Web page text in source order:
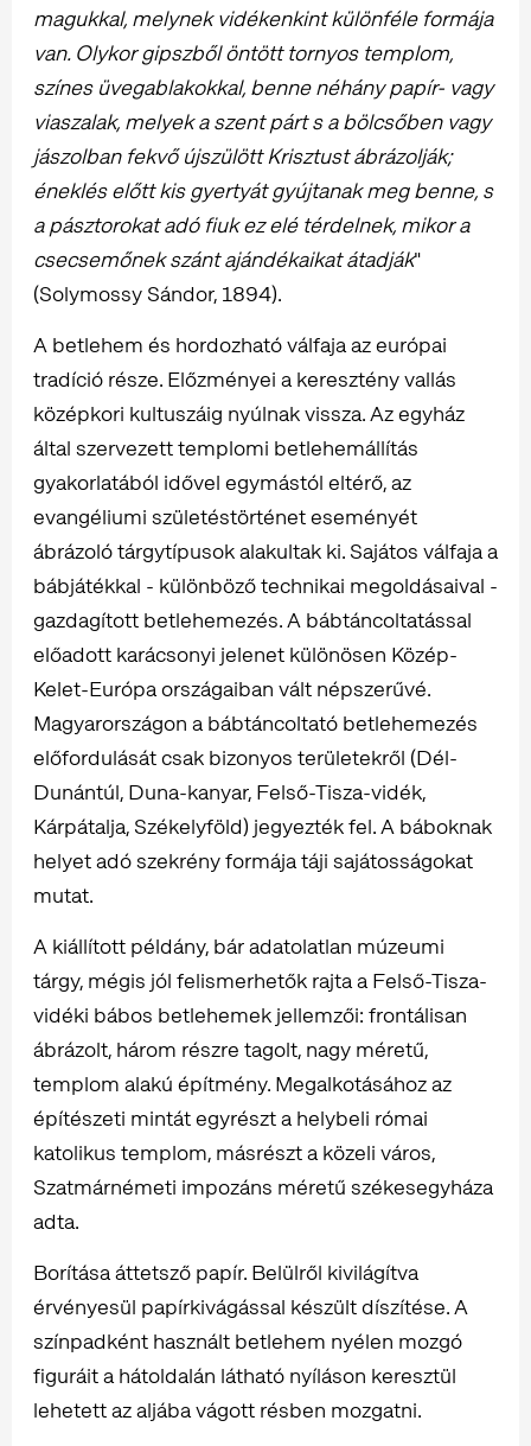
magukkal, melynek vidékenkint különféle formája
van. Olykor gipszből öntött tornyos templom,
színes üvegablakokkal, benne néhány papír- vagy
viaszalak, melyek a szent párt s a bölcsőben vagy
jászolban fekvő újszülött Krisztust ábrázolják;
éneklés előtt kis gyertyát gyújtanak meg benne, s
a pásztorokat adó fiuk ez elé térdelnek, mikor a
csecsemőnek szánt ajándékaikat átadják"
(Solymossy Sándor, 1894).
A betlehem és hordozható válfaja az európai
tradíció része. Előzményei a keresztény vallás
középkori kultuszáig nyúlnak vissza. Az egyház
által szervezett templomi betlehemállítás
gyakorlatából idővel egymástól eltérő, az
evangéliumi születéstörténet eseményét
ábrázoló tárgytípusok alakultak ki. Sajátos válfaja a
bábjátékkal - különböző technikai megoldásaival -
gazdagított betlehemezés. A bábtáncoltatással
előadott karácsonyi jelenet különösen Közép-
Kelet-Európa országaiban vált népszerűvé.
Magyarországon a bábtáncoltató betlehemezés
előfordulását csak bizonyos területekről (Dél-
Dunántúl, Duna-kanyar, Felső-Tisza-vidék,
Kárpátalja, Székelyföld) jegyezték fel. A báboknak
helyet adó szekrény formája táji sajátosságokat
mutat.
A kiállított példány, bár adatolatlan múzeumi
tárgy, mégis jól felismerhetők rajta a Felső-Tisza-
vidéki bábos betlehemek jellemzői: frontálisan
ábrázolt, három részre tagolt, nagy méretű,
templom alakú építmény. Megalkotásához az
építészeti mintát egyrészt a helybeli római
katolikus templom, másrészt a közeli város,
Szatmárnémeti impozáns méretű székesegyháza
adta.
Borítása áttetsző papír. Belülről kivilágítva
érvényesül papírkivágással készült díszítése. A
színpadként használt betlehem nyélen mozgó
figuráit a hátoldalán látható nyíláson keresztül
lehetett az aljába vágott résben mozgatni.